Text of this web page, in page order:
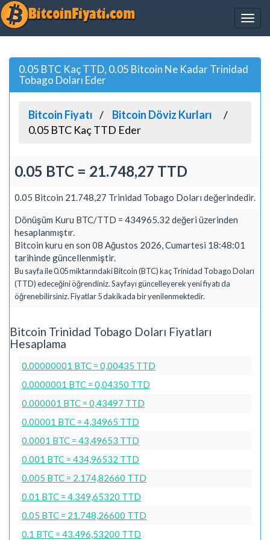
0.05 BTC Kaç TTD, 0.05 Bitcoin Ne Kadar Trinidad
Tobago Doları Eder
Bitcoin Fiyatı
Bitcoin Döviz Kurları
0.05 BTC Kaç TTD Eder
0.05 BTC = 21.748,27 TTD
0.05 Bitcoin 21.748,27 Trinidad Tobago Doları değerindedir.
Dönüşüm Kuru BTC/TTD = 434965.32 değeri üzerinden
hesaplanmıştır.
Bitcoin kuru en son 08 Ağustos 2026, Cumartesi 18:48:01
tarihinde güncellenmiştir.
Bu sayfa ile 0.05 miktarındaki Bitcoin (BTC) kaç Trinidad Tobago Doları
(TTD) edeceğini öğrendiniz. Sayfayı güncelleyerek yeni fiyatı da
öğrenebilirsiniz. Fiyatlar 5 dakikada bir yenilenmektedir.
Bitcoin Trinidad Tobago Doları Fiyatları
Hesaplama
0.00000001 BTC = 0,00435 TTD
0.0000001 BTC = 0,04350 TTD
0.000001 BTC = 0,43497 TTD
0.00001 BTC = 4,34965 TTD
0.0001 BTC = 43,49653 TTD
0.001 BTC = 434,96532 TTD
0.005 BTC = 2.174,82660 TTD
0.01 BTC = 4.349,65320 TTD
0.05 BTC = 21.748,26600 TTD
0.1 BTC = 43.496,53200 TTD